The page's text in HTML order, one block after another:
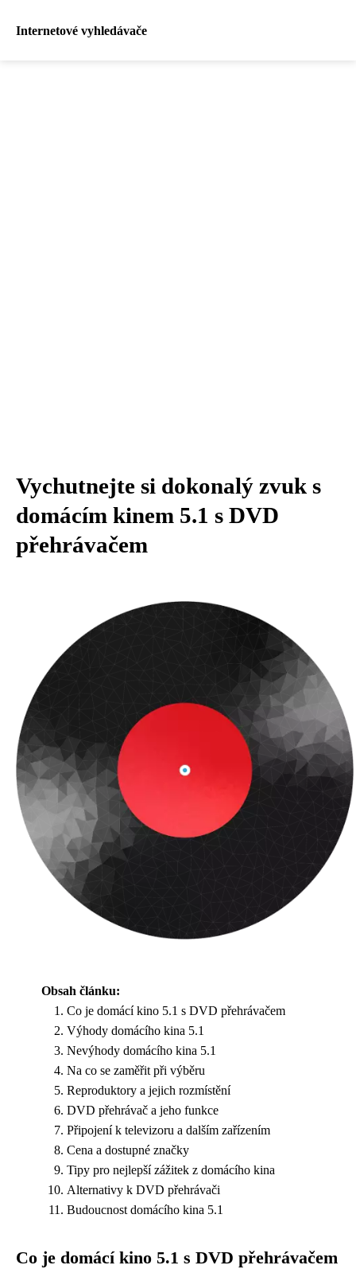
Internetové vyhledávače
Vychutnejte si dokonalý zvuk s
domácím kinem 5.1 s DVD
přehrávačem
Obsah článku:
Co je domácí kino 5.1 s DVD přehrávačem
Výhody domácího kina 5.1
Nevýhody domácího kina 5.1
Na co se zaměřit při výběru
Reproduktory a jejich rozmístění
DVD přehrávač a jeho funkce
Připojení k televizoru a dalším zařízením
Cena a dostupné značky
Tipy pro nejlepší zážitek z domácího kina
Alternativy k DVD přehrávači
Budoucnost domácího kina 5.1
Co je domácí kino 5.1 s DVD přehrávačem